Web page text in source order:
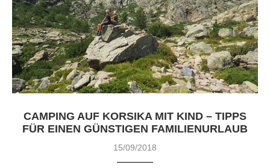
CAMPING AUF KORSIKA MIT KIND – TIPPS
FÜR EINEN GÜNSTIGEN FAMILIENURLAUB
15/09/2018